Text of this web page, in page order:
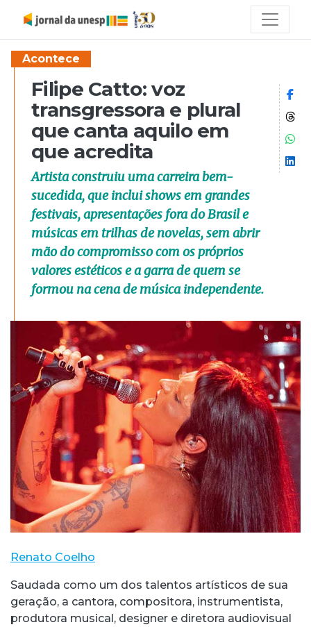
Acontece
Filipe Catto: voz
transgressora e plural
que canta aquilo em
que acredita
Artista construiu uma carreira bem-
sucedida, que inclui shows em grandes
festivais, apresentações fora do Brasil e
músicas em trilhas de novelas, sem abrir
mão do compromisso com os próprios
valores estéticos e a garra de quem se
formou na cena de música independente.
Renato Coelho
Saudada como um dos talentos artísticos de sua
geração, a cantora, compositora, instrumentista,
produtora musical, designer e diretora audiovisual